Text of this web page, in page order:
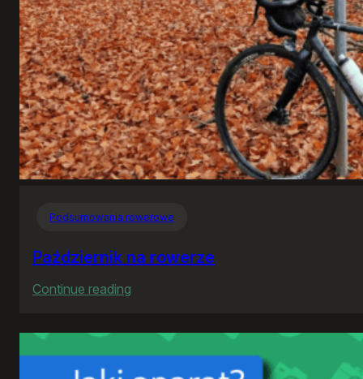
Podsumowania rowerowe
Październik na rowerze
Continue reading
na
rowerze